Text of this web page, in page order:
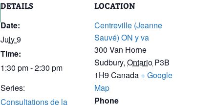
DETAILS
Date:
July 9
Time:
1:30 pm - 2:30 pm
Series:
Consultations de la
LOCATION
Centreville (Jeanne
Sauvé) ON y va
300 Van Horne
Sudbury, Ontario P3B
1H9 Canada + Google
Map
Phone